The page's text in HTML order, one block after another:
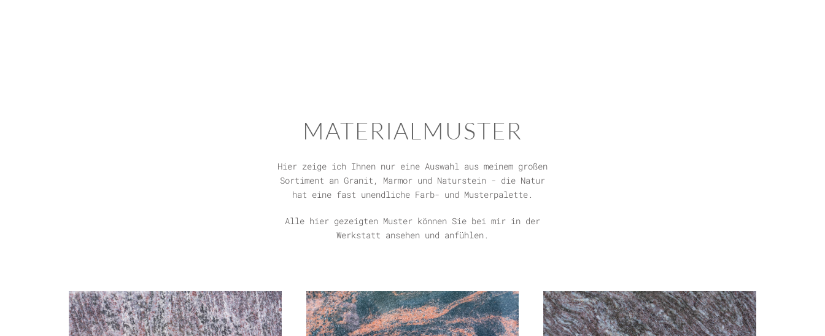
MATERIALMUSTER
Hier zeige ich Ihnen nur eine Auswahl aus meinem großen
Sortiment an Granit, Marmor und Naturstein - die Natur
hat eine fast unendliche Farb- und Musterpalette.
Alle hier gezeigten Muster können Sie bei mir in der
Werkstatt ansehen und anfühlen.